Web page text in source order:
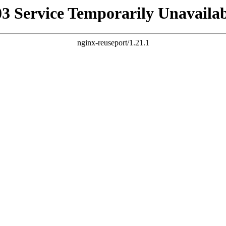
Service Temporarily
nginx-reuseport/1.21.1